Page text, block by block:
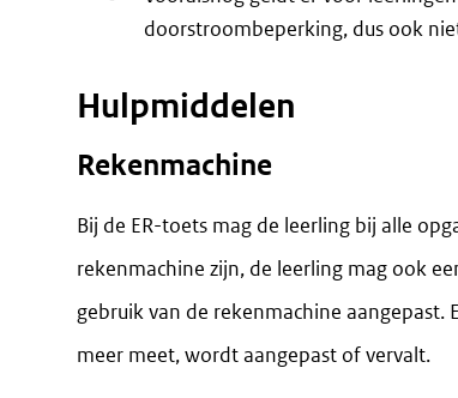
doorstroombeperking, dus ook
Hulpmiddelen
Rekenmachine
Bij de ER-toets mag de leerling bij alle
rekenmachine zijn, de leerling mag ook
gebruik van de rekenmachine
meer meet, wordt aangepast of vervalt.